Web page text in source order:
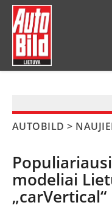
AUTOBILD >
modeliai
„carVertical“